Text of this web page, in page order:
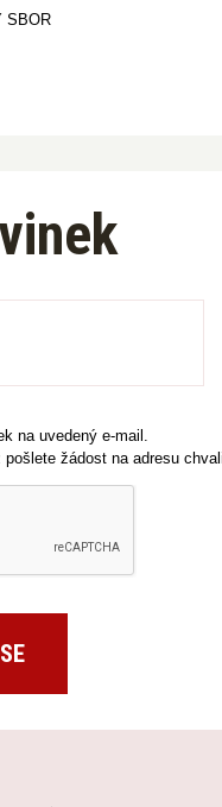
SBOR
na uvedený e-mail.
žádost na adresu